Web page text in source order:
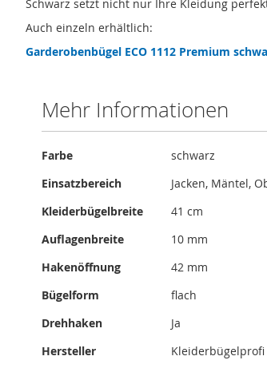
Schwarz setzt nicht nur Ihre Kleidung
Auch einzeln erhältlich:
Garderobenbügel ECO 1112 Premium
Mehr Informationen
Mehr
Farbe
schwarz
Einsatzbereich
Jacken, Mäntel,
Kleiderbügelbreite
41 cm
Auflagenbreite
10 mm
Hakenöffnung
42 mm
Bügelform
flach
Drehhaken
Ja
Hersteller
Kleiderbügelprofi